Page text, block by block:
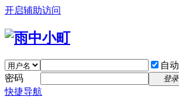
开启辅助访问
自
密码
登录
快捷导航